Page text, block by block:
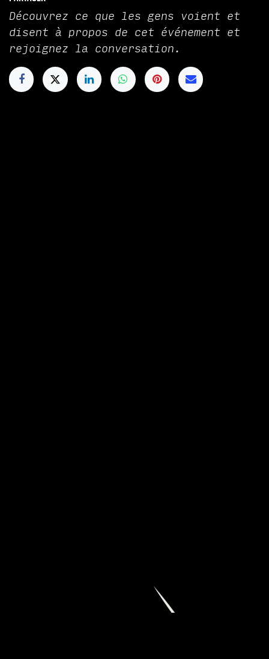
Découvrez ce que les gens voient et
disent à propos de cet événement et
rejoignez la conversation.